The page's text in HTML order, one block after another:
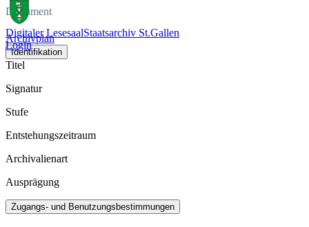
Digitaler LesesaalStaatsarchiv St.Gallen
Login
Dokument
Archivplan
Identifikation
Titel
Signatur
Stufe
Entstehungszeitraum
Archivalienart
Ausprägung
Zugangs- und Benutzungsbestimmungen